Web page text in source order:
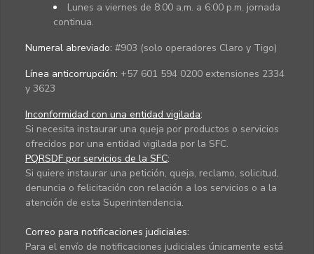
Lunes a viernes de 8:00 a.m. a 6:00 p.m. jornada
continua.
Numeral abreviado: #903 (solo operadores Claro y Tigo)
Línea anticorrupción: +57 601 594 0200 extensiones 2334
y 3623
Inconformidad con una entidad vigilada:
Si necesita instaurar una queja por productos o servicios
ofrecidos por una entidad vigilada por la SFC.
PQRSDF por servicios de la SFC:
Si quiere instaurar una petición, queja, reclamo, solicitud,
denuncia o felicitación con relación a los servicios o a la
atención de esta Superintendencia.
Correo para notificaciones judiciales:
Para el envío de notificaciones judiciales únicamente está